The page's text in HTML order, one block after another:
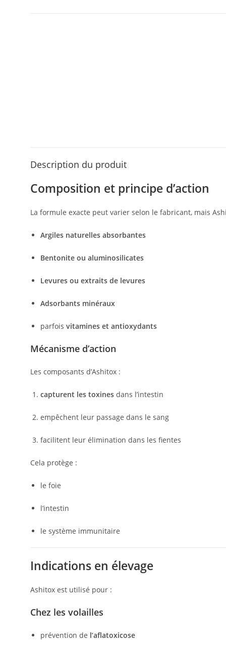
Description du produit
Composition et principe d’action
La formule exacte peut varier selon le fabricant, mais
Argiles naturelles absorbantes
Bentonite ou aluminosilicates
Levures ou extraits de levures
Adsorbants minéraux
parfois vitamines et antioxydants
Mécanisme d’action
Les composants d’Ashitox :
capturent les toxines dans l’intestin
empêchent leur passage dans le sang
facilitent leur élimination dans les fientes
Cela protège :
le foie
l’intestin
le système immunitaire
Indications en élevage
Ashitox est utilisé pour :
Chez les volailles
prévention de l’aflatoxicose